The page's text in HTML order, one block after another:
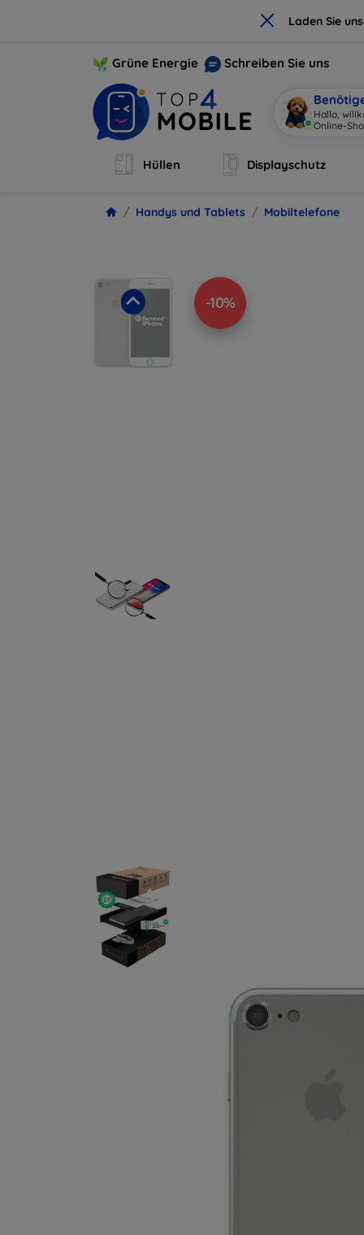
× Laden Sie
Grüne Energie Schreiben Sie uns
Hall|
Hüllen Displayschutz
Handys und Tablets Mobiltelefone
-10%